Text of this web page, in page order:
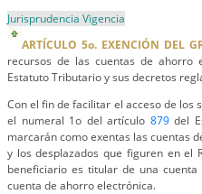
Jurisprudencia Vigencia
ARTÍCULO 5o. EXENCIÓN DEL
recursos de las cuentas de
Estatuto Tributario y sus decretos
Con el fin de facilitar el acceso de los
el numeral 1o del artículo 879del
marcarán como exentas las cuentas
y los desplazados que figuren en el
beneficiario es titular de una
cuenta de ahorro electrónica.